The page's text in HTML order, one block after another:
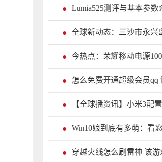
Lumia525测评与基本参数
全球新动态：三沙市永兴
今热点：荣耀移动电源
怎么免费开通超级会员qq
【全球播资讯】小米3配
Win10娘到底有多萌：看
穿越火线怎么刷雷神 该游